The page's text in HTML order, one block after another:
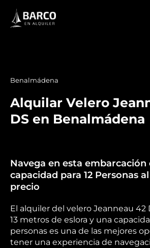
contenido
Benalmádena
Alquilar Velero
DS en Benalmádena
Navega en esta embarcación
capacidad para 12 Personas
precio
El alquiler del velero Jeanneau 42
13 metros de eslora y una
personas es una de las mejores
tener una experiencia de